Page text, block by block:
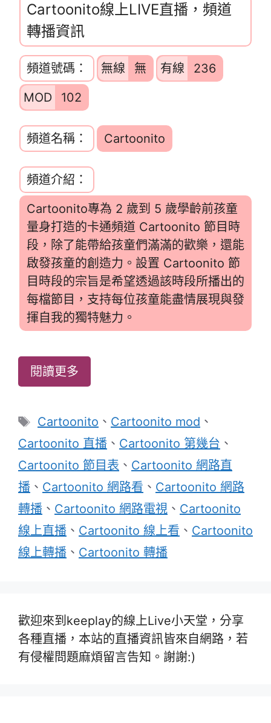
Cartoonito線上LIVE直播，頻道
轉播資訊
頻道號碼： 無線 無 有線
236
MOD
102
頻道名稱： Cartoonito
頻道介紹：
Cartoonito專為 2 歲到 5 歲學齡前孩童
量身打造的卡通頻道 Cartoonito 節目時
段，除了能帶給孩童們滿滿的歡樂，還能
啟發孩童的創造力。設置 Cartoonito 節
目時段的宗旨是希望透過該時段所播出的
每檔節目，支持每位孩童能盡情展現與發
揮自我的獨特魅力。
閱讀更多
標
籤
Cartoonito 、 Cartoonito mod 、
Cartoonito 直播 、 Cartoonito 第幾台 、
Cartoonito 節目表 、 Cartoonito 網路直
播 、 Cartoonito 網路看 、 Cartoonito 網路
轉播 、 Cartoonito 網路電視 、 Cartoonito
線上直播 、 Cartoonito 線上看 、 Cartoonito
線上轉播 、 Cartoonito 轉播
歡迎來到keeplay的線上Live小天堂，分享
各種直播，本站的直播資訊皆來自網路，若
有侵權問題麻煩留言告知。謝謝:)